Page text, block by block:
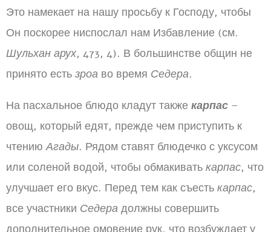
Это намекает на нашу просьбу к Господу, чтобы
Он поскорее ниспослал нам Избавление (см.
Шульхан арух, 473, 4). В большинстве общин не
принято есть зроа во время Седера.
На пасхальное блюдо кладут также карпас –
овощ, который едят, прежде чем приступить к
чтениюАгады. Рядом ставят блюдечко с уксусом
или соленой водой, чтобы обмакивать карпас, что
улучшает его вкус. Перед тем как съесть карпас,
все участники Седера должны совершить
дополнительное омовение рук, что возбуждает у